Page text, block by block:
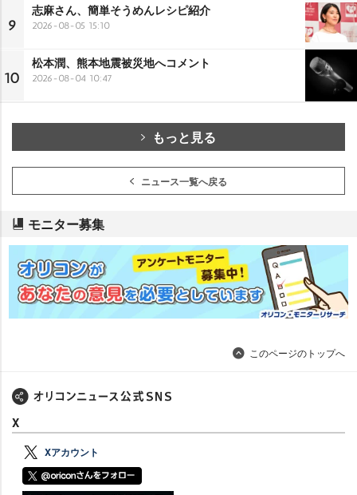
9
志麻さん、簡単そうめんレシピ紹介
2026-08-05 15:10
10
松本潤、熊本地震被災地へコメント
2026-08-04 10:47
もっと見る
ニュース一覧へ戻る
モニター募集
このページのトップへ
X
Xアカウント